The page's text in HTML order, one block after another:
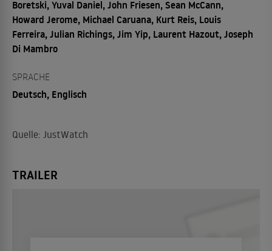
Boretski, Yuval Daniel, John Friesen, Sean McCann,
Howard Jerome, Michael Caruana, Kurt Reis, Louis
Ferreira, Julian Richings, Jim Yip, Laurent Hazout, Joseph
Di Mambro
SPRACHE
Deutsch, Englisch
Quelle: JustWatch
TRAILER